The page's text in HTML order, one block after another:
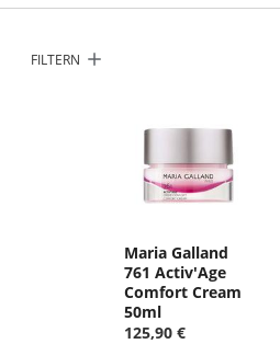
FILTERN
Maria Galland
761 Activ'Age
Comfort Cream
50ml
125,90 €